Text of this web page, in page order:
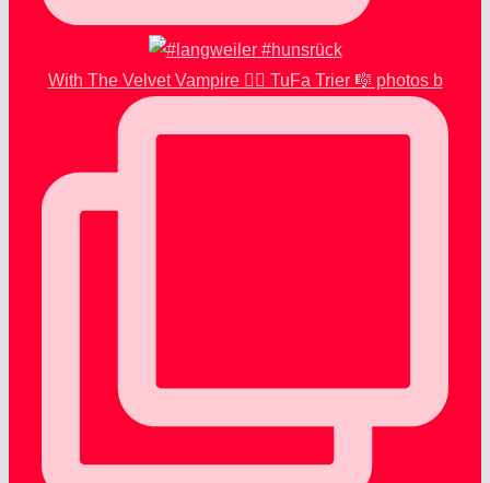
With The Velvet Vampire 🧛‍♂️ TuFa Trier 🎼 photos b